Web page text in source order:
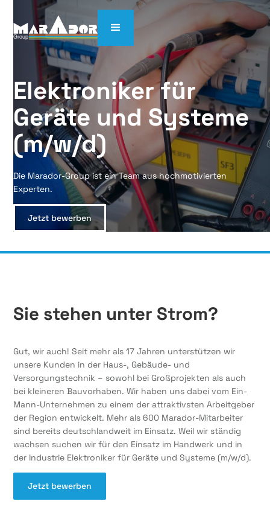
Elektroniker für
Geräte und Systeme
(m/w/d)
Die Marador-Group ist ein Team aus hochmotivierten
Experten.
Jetzt bewerben
Sie stehen unter Strom?
Gut, wir auch! Seit mehr als 17 Jahren unterstützen wir
unsere Kunden in der Haus-, Gebäude- und
Versorgungstechnik – sowohl bei Großprojekten als auch
bei kleineren Bauvorhaben. Wir haben uns dabei vom Ein-
Mann-Unternehmen zu einem der attraktivsten Arbeitgeber
der Region entwickelt. Mehr als 600 Marador-Mitarbeiter
sind bereits deutschlandweit im Einsatz. Weil wir ständig
wachsen suchen wir für den Einsatz im Handwerk und in
der Industrie Elektroniker für Geräte und Systeme (m/w/d).
Jetzt bewerben